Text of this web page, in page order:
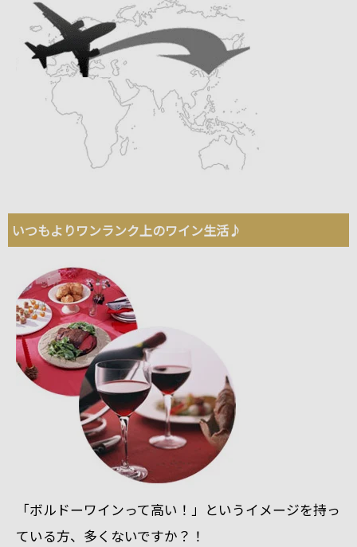
いつもよりワンランク上のワイン生活♪
「ボルドーワインって高い！」というイメージを持っ
ている方、多くないですか？！